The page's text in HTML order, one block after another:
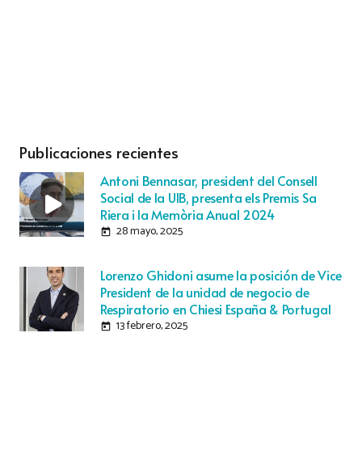
Publicaciones recientes
Antoni Bennasar, president del Consell
Social de la UIB, presenta els Premis Sa
Riera i la Memòria Anual 2024
today 28 mayo, 2025
Lorenzo Ghidoni asume la posición de Vice
President de la unidad de negocio de
Respiratorio en Chiesi España & Portugal
today 13 febrero, 2025